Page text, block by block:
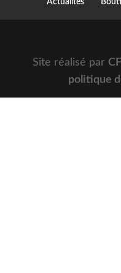
Actualités
Site réalisé par
politique